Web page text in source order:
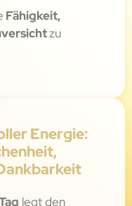
Fähigkeit,
zu
Energie:
legt den